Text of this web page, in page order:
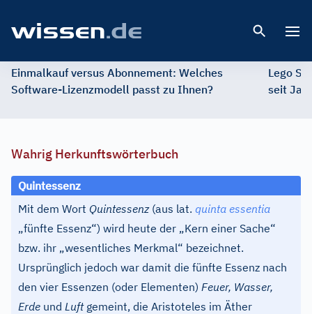
Einmalkauf versus Abonnement: Welches
Software-Lizenzmodell passt zu Ihnen?
Lego
seit
Wahrig Herkunftswörterbuch
Quintessenz
Mit dem Wort Quintessenz(aus lat. quinta essentia
„fünfte Essenz“) wird heute der „Kern einer Sache“
bzw. ihr „wesentliches Merkmal“ bezeichnet.
Ursprünglich jedoch war damit die fünfte Essenz nach
den vier Essenzen (oder Elementen) Feuer, Wasser,
Erde und Luftgemeint, die Aristoteles im Äther